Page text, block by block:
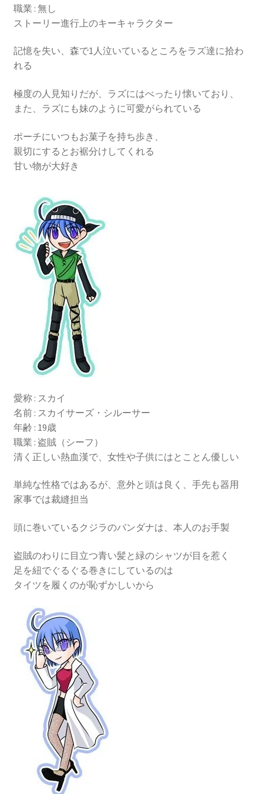
職業 : 無し
ストーリー進行上のキーキャラクター
記憶を失い、森で1人泣いているところをラズ達に拾わ
れる
極度の人見知りだが、ラズにはべったり懐いており、
また、ラズにも妹のように可愛がられている
ポーチにいつもお菓子を持ち歩き、
親切にするとお裾分けしてくれる
甘い物が大好き
愛称 : スカイ
名前 : スカイサーズ・シルーサー
年齢 : 19歳
職業 : 盗賊（シーフ）
清く正しい熱血漢で、女性や子供にはとことん優しい
単純な性格ではあるが、意外と頭は良く、手先も器用
家事では裁縫担当
頭に巻いているクジラのバンダナは、本人のお手製
盗賊のわりに目立つ青い髪と緑のシャツが目を惹く
足を紐でぐるぐる巻きにしているのは
タイツを履くのが恥ずかしいから